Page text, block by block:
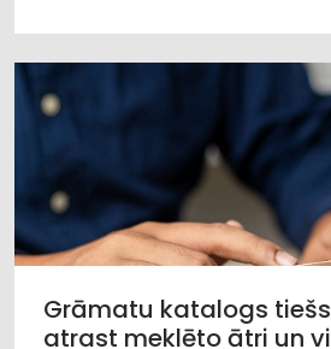
Grāmatu katalogs
atrast meklēto ātri un